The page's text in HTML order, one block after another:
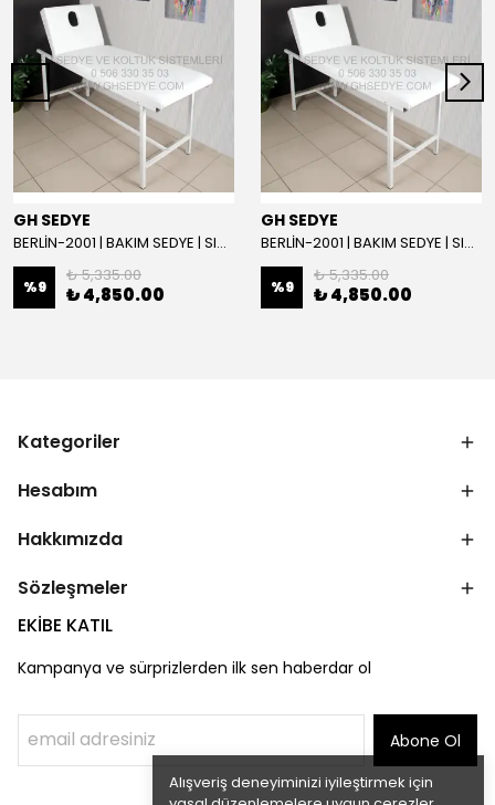
Alışveriş deneyiminizi iyileştirmek için
GH SEDYE
BERLİN-2001 | BAKIM SEDYE | SIRT AYARLI | BEYAZ
%9
₺ 5,335.00
₺ 4,850.00
GH SEDYE
BERLİN-2001 | BAKIM SEDYE | SIRT AYARLI
%9
₺ 5,335.00
₺ 4,850.00
Kategoriler
Hesabım
Hakkımızda
Sözleşmeler
EKİBE KATIL
Kampanya ve sürprizlerden ilk sen haberdar ol
Abone Ol